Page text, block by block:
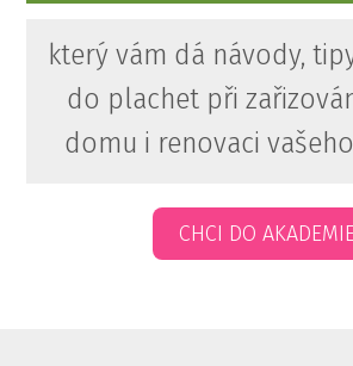
který vám dá návody,
do plachet při
domu i renovaci
CHCI DO